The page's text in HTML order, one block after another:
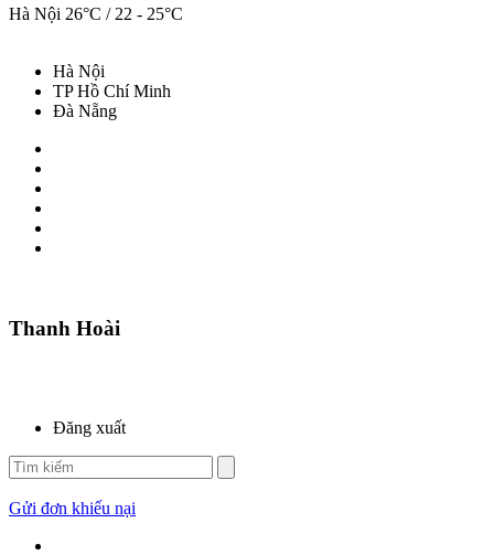
Hà Nội 26°C / 22 - 25°C
Hà Nội
TP Hồ Chí Minh
Đà Nẵng
Thanh Hoài
Đăng xuất
Gửi đơn khiếu nại